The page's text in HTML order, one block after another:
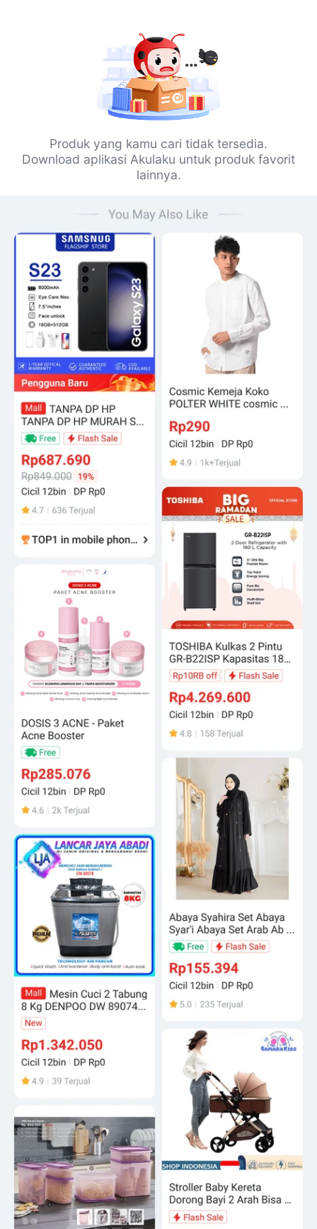
Produk yang kamu cari tidak tersedia.
Download aplikasi Akulaku untuk produk favorit
lainnya.